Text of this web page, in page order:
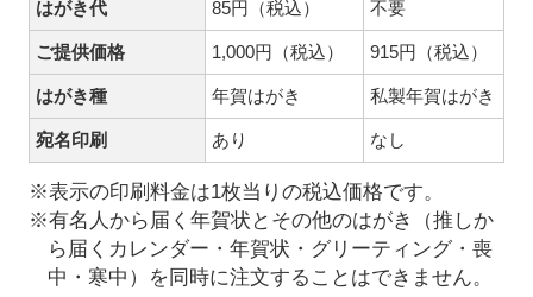
はがき代 85円（税込） 不要
ご提供価格 1,000円（税込） 915円（税込）
はがき種 年賀はがき 私製年賀はがき
宛名印刷 あり なし
※表示の印刷料金は1枚当りの税込価格です。
※有名人から届く年賀状とその他のはがき（推しか
ら届くカレンダー・年賀状・グリーティング・喪
中・寒中）を同時に注文することはできません。